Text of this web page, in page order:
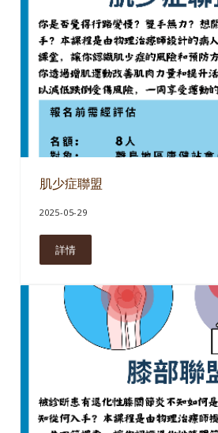
肌少症聯盟
2025-05-29
詳情肌少症聯盟